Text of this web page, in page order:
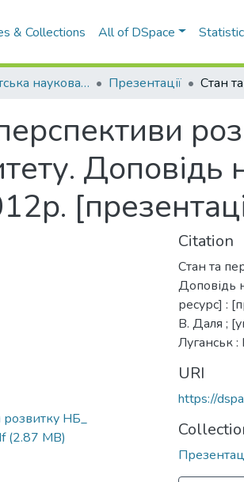
& Collections All of DSpace
Університетська наукова бібліотека Презентації
розвитку НБ_
(2.87 MB)
Citation
Стан та
Доповідь
ресурс] :
В. Даля ;
Луганськ
URI
https://